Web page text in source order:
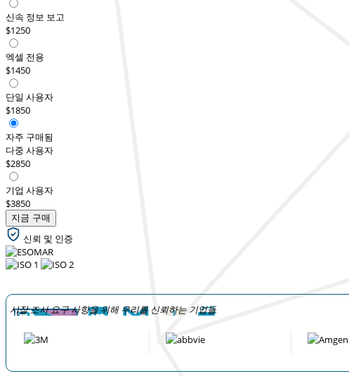
신속 정보 보고
$1250
엑셀 전용
$1450
단일 사용자
$1850
자주 구매됨
다중 사용자
$2850
기업 사용자
$3850
지금 구매
신뢰 및 인증
시장 조사 요구 사항을 위해 우리를 신뢰하는 기업들